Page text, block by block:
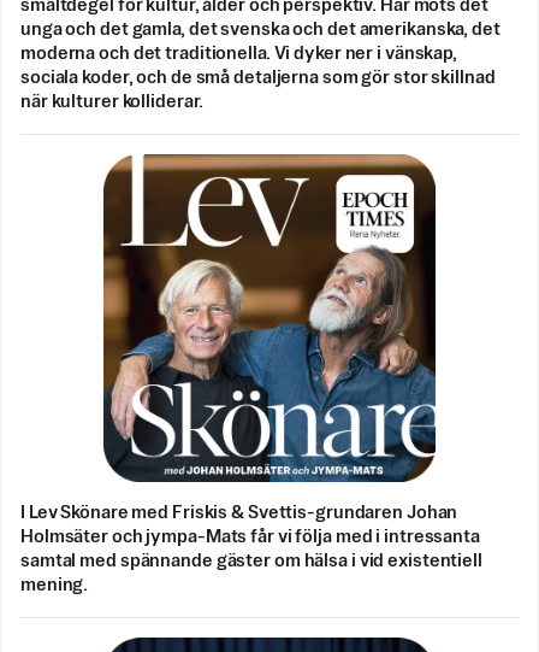
smältdegel för kultur, ålder och perspektiv. Här möts det
unga och det gamla, det svenska och det amerikanska, det
moderna och det traditionella. Vi dyker ner i vänskap,
sociala koder, och de små detaljerna som gör stor skillnad
när kulturer kolliderar.
I Lev Skönare med Friskis & Svettis-grundaren Johan
Holmsäter och jympa-Mats får vi följa med i intressanta
samtal med spännande gäster om hälsa i vid existentiell
mening.